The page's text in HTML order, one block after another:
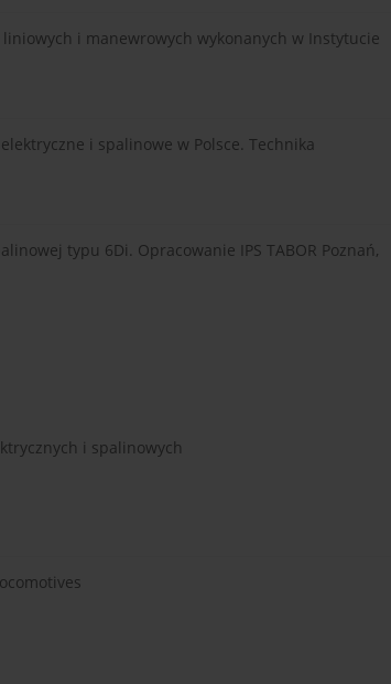
i manewrowych wykonanych w Instytucie
i spalinowe w Polsce. Technika
typu 6Di. Opracowanie IPS TABOR Poznań,
i spalinowych